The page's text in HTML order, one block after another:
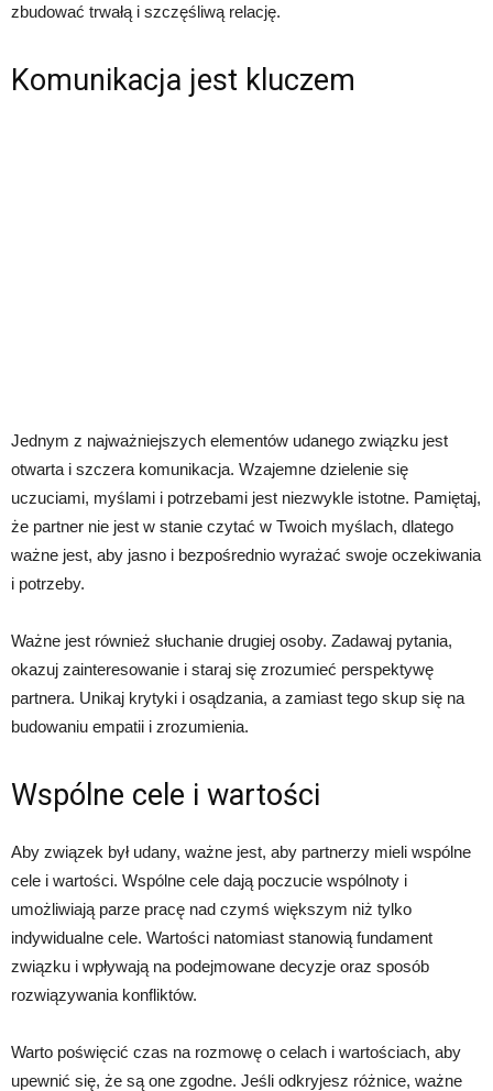
zbudować trwałą i szczęśliwą relację.
Komunikacja jest kluczem
Jednym z najważniejszych elementów udanego związku jest
otwarta i szczera komunikacja. Wzajemne dzielenie się
uczuciami, myślami i potrzebami jest niezwykle istotne. Pamiętaj,
że partner nie jest w stanie czytać w Twoich myślach, dlatego
ważne jest, aby jasno i bezpośrednio wyrażać swoje oczekiwania
i potrzeby.
Ważne jest również słuchanie drugiej osoby. Zadawaj pytania,
okazuj zainteresowanie i staraj się zrozumieć perspektywę
partnera. Unikaj krytyki i osądzania, a zamiast tego skup się na
budowaniu empatii i zrozumienia.
Wspólne cele i wartości
Aby związek był udany, ważne jest, aby partnerzy mieli wspólne
cele i wartości. Wspólne cele dają poczucie wspólnoty i
umożliwiają parze pracę nad czymś większym niż tylko
indywidualne cele. Wartości natomiast stanowią fundament
związku i wpływają na podejmowane decyzje oraz sposób
rozwiązywania konfliktów.
Warto poświęcić czas na rozmowę o celach i wartościach, aby
upewnić się, że są one zgodne. Jeśli odkryjesz różnice, ważne